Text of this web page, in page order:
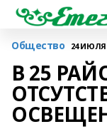
Общество 24 ИЮЛЯ
В 25